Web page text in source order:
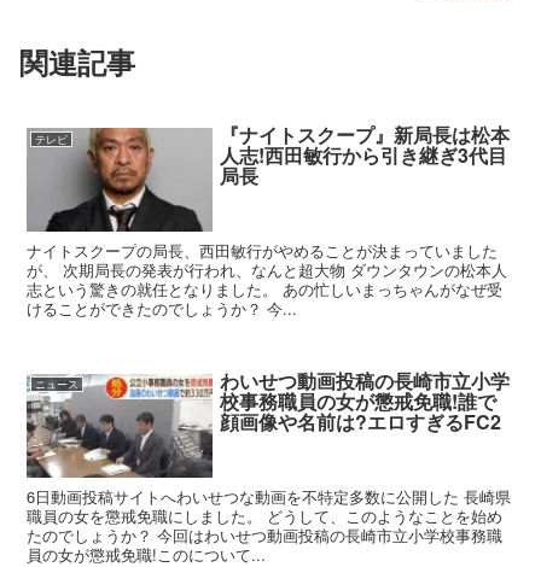
関連記事
テレビ 『ナイトスクープ』新局長は松本
人志!西田敏行から引き継ぎ3代目
局長
ナイトスクープの局長、西田敏行がやめることが決まっていました
が、 次期局長の発表が行われ、なんと超大物 ダウンタウンの松本人
志という驚きの就任となりました。 あの忙しいまっちゃんがなぜ受
けることができたのでしょうか？ 今...
ニュース わいせつ動画投稿の長崎市立小学
校事務職員の女が懲戒免職!誰で
顔画像や名前は?エロすぎるFC2
6日動画投稿サイトへわいせつな動画を不特定多数に公開した 長崎県
職員の女を懲戒免職にしました。 どうして、このようなことを始め
たのでしょうか？ 今回はわいせつ動画投稿の長崎市立小学校事務職
員の女が懲戒免職!このについて...